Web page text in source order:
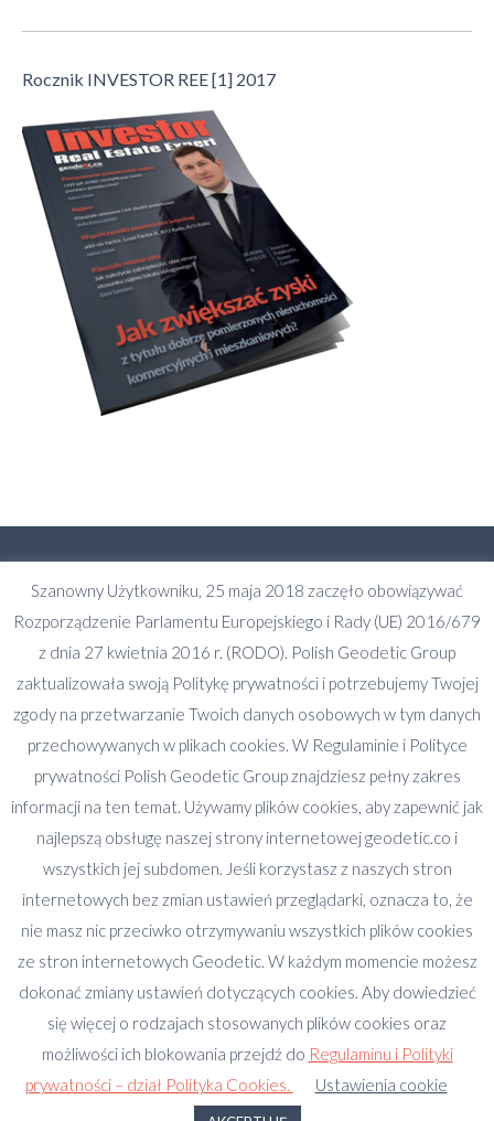
Rocznik INVESTOR REE [1] 2017
Kontakt
+48 608 577 042
e-mail:
adrian.holub@geodetic.co
monika.holub@geodetic.co
Pn - Pt od 8:00 do 16:00
Znajdź nas na:
Facebook
oknie
YouTube
oknie
Linkedin
w
oknie
Copyright 2019 GEODETIC Sp. z o.o.
Szanowny Użytkowniku, 25 maja 2018 zaczęło obowiązywać
Rozporządzenie Parlamentu Europejskiego i Rady (UE) 2016/679
z dnia 27 kwietnia 2016 r. (RODO). Polish Geodetic Group
zaktualizowała swoją Politykę prywatności i potrzebujemy Twojej
zgody na przetwarzanie Twoich danych osobowych w tym danych
przechowywanych w plikach cookies. W Regulaminie i Polityce
prywatności Polish Geodetic Group znajdziesz pełny zakres
informacji na ten temat. Używamy plików cookies, aby zapewnić jak
najlepszą obsługę naszej strony internetowej geodetic.co i
wszystkich jej subdomen. Jeśli korzystasz z naszych stron
internetowych bez zmian ustawień przeglądarki, oznacza to, że
nie masz nic przeciwko otrzymywaniu wszystkich plików cookies
ze stron internetowych Geodetic. W każdym momencie możesz
dokonać zmiany ustawień dotyczących cookies. Aby dowiedzieć
się więcej o rodzajach stosowanych plików cookies oraz
możliwości ich blokowania przejdź do Regulaminu i Polityki
prywatności – dział Polityka Cookies.
Ustawienia cookie